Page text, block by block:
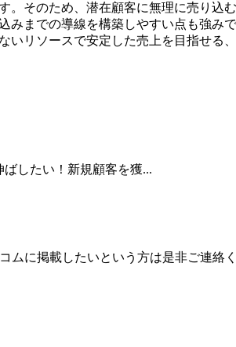
そのため、潜在顧客に無理に売り込
までの導線を構築しやすい点も強み
リソースで安定した売上を目指せる
したい！新規顧客を獲...
ムに掲載したいという方は是非ご連